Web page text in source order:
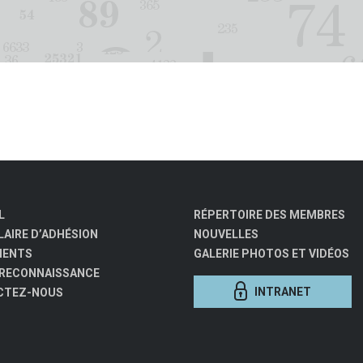
D’ADHÉSION
NOUS
RÉPERTOIRE DES MEMBRES
NOUVELLES
GALERIE PHOTOS ET VIDÉOS
INTRANET